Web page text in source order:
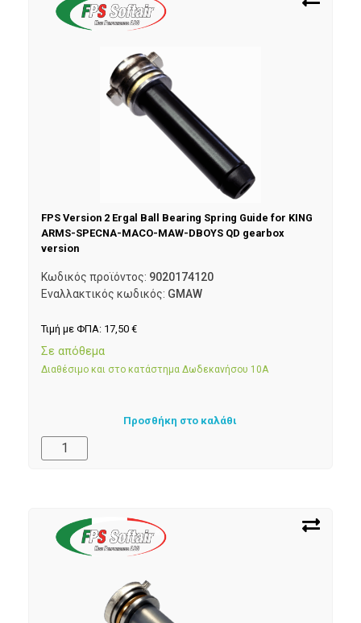
FPS Version 2 Ergal Ball Bearing Spring Guide for KING
ARMS-SPECNA-MACO-MAW-DBOYS QD gearbox
version
Κωδικός προϊόντος: 9020174120
Εναλλακτικός κωδικός: GMAW
Τιμή με ΦΠΑ: 17,50 €
Σε απόθεμα
Διαθέσιμο και στο κατάστημα Δωδεκανήσου 10Α
Προσθήκη στο καλάθι